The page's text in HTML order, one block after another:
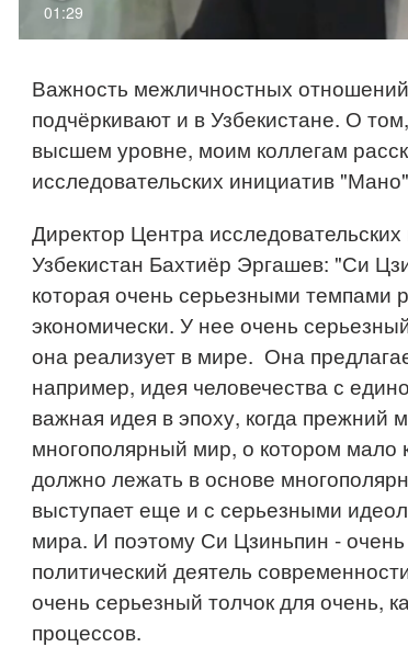
01:29
Важность межличностных
подчёркивают и в Узбекистане. О
высшем уровне, моим коллегам
исследовательских инициатив
Директор Центра
Узбекистан Бахтиёр Эргашев: "Си
которая очень серьезными темпами
экономически. У нее очень
она реализует в мире. Она
например, идея человечества с
важная идея в эпоху, когда
многополярный мир, о котором мало
должно лежать в основе
выступает еще и с серьезными
мира. И поэтому Си Цзиньпин -
политический деятель
очень серьезный толчок для очень,
процессов.